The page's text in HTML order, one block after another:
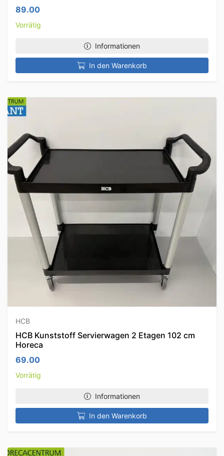
89.00
Vorrätig
Informationen
In den Warenkorb
HCB
HCB Kunststoff Servierwagen 2 Etagen 102 cm
Horeca
69.00
Vorrätig
Informationen
In den Warenkorb